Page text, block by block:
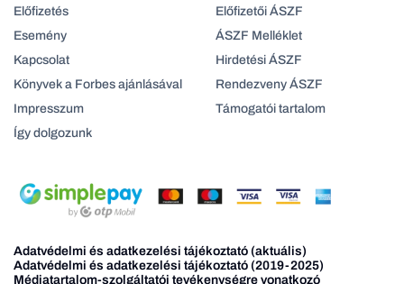
Előfizetés
Esemény
Kapcsolat
Könyvek a Forbes ajánlásával
Impresszum
Így dolgozunk
Előfizetői ÁSZF
ÁSZF Melléklet
Hirdetési ÁSZF
Rendezveny ÁSZF
Támogatói tartalom
Adatvédelmi és adatkezelési tájékoztató (aktuális)
Adatvédelmi és adatkezelési tájékoztató (2019-2025)
Médiatartalom-szolgáltatói tevékenységre vonatkozó